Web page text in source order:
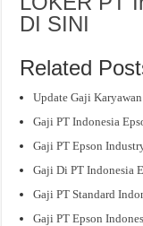
DI SINI
Related
Update Gaji
Gaji PT Indonesia
Gaji PT Epson
Gaji Di PT Indonesia
Gaji PT Standard
Gaji PT Epson